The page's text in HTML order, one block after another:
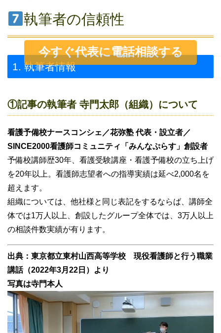
執筆者の信頼性
1. 執筆者情報
①記事の執筆者 寺門太郎（組織）について
看護予備校ナースコンシェ／花弥塾 代表・設立者／
SINCE2000看護師コミュニティ「みんなぷらす」創設者
予備校講師歴30年、看護受験講座・看護予備校の立ち上げ
を20年以上。看護師志望者への指導実績は延べ2,000名を
超えます。
組織については、他社様と同じ表記をするならば、講師全
体では1万人以上、創設したグループ全体では、3万人以上
の相談件数実績が有ります。
出典：東京都立東村山西高等学校 現役看護師と行う職業
講話（2022年3月22日）より
写真は寺門本人
今すぐ代表に電話相談する